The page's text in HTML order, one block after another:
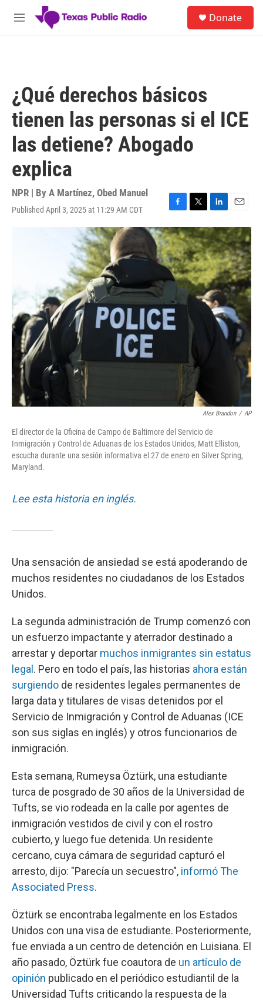
Skip to main content
M
Donate
¿Qué derechos básicos
tienen las personas si el ICE
las detiene? Abogado
explica
NPR | By A Martínez, Obed Manuel
Published April 3, 2025 at 11:29 AM CDT
F
a
c
e
b
o
o
T
w
i
t
t
e
r
L
i
n
k
e
d
I
n
E
m
a
i
l
Alex Brandon / AP
El director de la Oficina de Campo de Baltimore del Servicio de
Inmigración y Control de Aduanas de los Estados Unidos, Matt Elliston,
escucha durante una sesión informativa el 27 de enero en Silver Spring,
Maryland.
Lee esta historia en inglés.
Una sensación de ansiedad se está apoderando de
muchos residentes no ciudadanos de los Estados
Unidos.
La segunda administración de Trump comenzó con
un esfuerzo impactante y aterrador destinado a
arrestar y deportar muchos inmigrantes sin estatus
legal . Pero en todo el país, las historias ahora están
surgiendo de residentes legales permanentes de
larga data y titulares de visas detenidos por el
Servicio de Inmigración y Control de Aduanas (ICE
son sus siglas en inglés) y otros funcionarios de
inmigración.
Esta semana, Rumeysa Öztürk, una estudiante
turca de posgrado de 30 años de la Universidad de
Tufts, se vio rodeada en la calle por agentes de
inmigración vestidos de civil y con el rostro
cubierto, y luego fue detenida. Un residente
cercano, cuya cámara de seguridad capturó el
arresto, dijo: "Parecía un secuestro", informó The
Associated Press.
Öztürk se encontraba legalmente en los Estados
Unidos con una visa de estudiante. Posteriormente,
fue enviada a un centro de detención en Luisiana. El
año pasado, Öztürk fue coautora de un artículo de
opinión publicado en el periódico estudiantil de la
Universidad Tufts criticando la respuesta de la